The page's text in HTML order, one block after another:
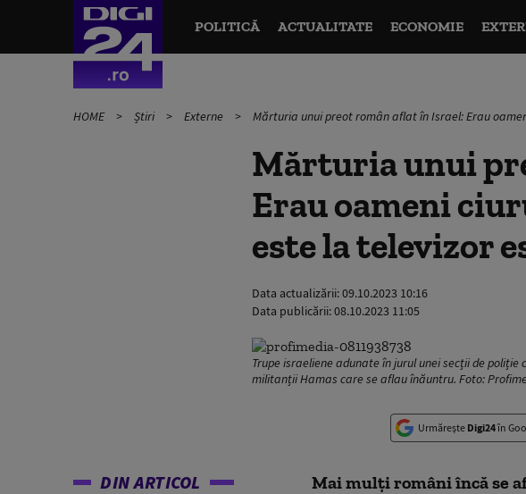
POLITICĂ ACTUALITATE ECONOMIE
HOME Știri Externe Mărturia unui preot român aflat în Israel: Erau
Mărturia unui
Erau oameni
este la televizor
Data actualizării:09.10.2023 10:16
Data publicării:08.10.2023 11:05
Trupe israeliene adunate în jurul unei secții de
militanții Hamas care se aflau înăuntru. Foto:
Urmărește Digi24în
DIN ARTICOL
Mai mulți români încă se